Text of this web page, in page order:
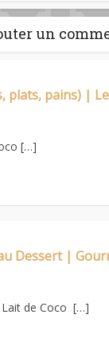
un
plats, pains) |
[…]
Dessert |
de Coco […]